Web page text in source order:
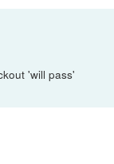
'will pass'